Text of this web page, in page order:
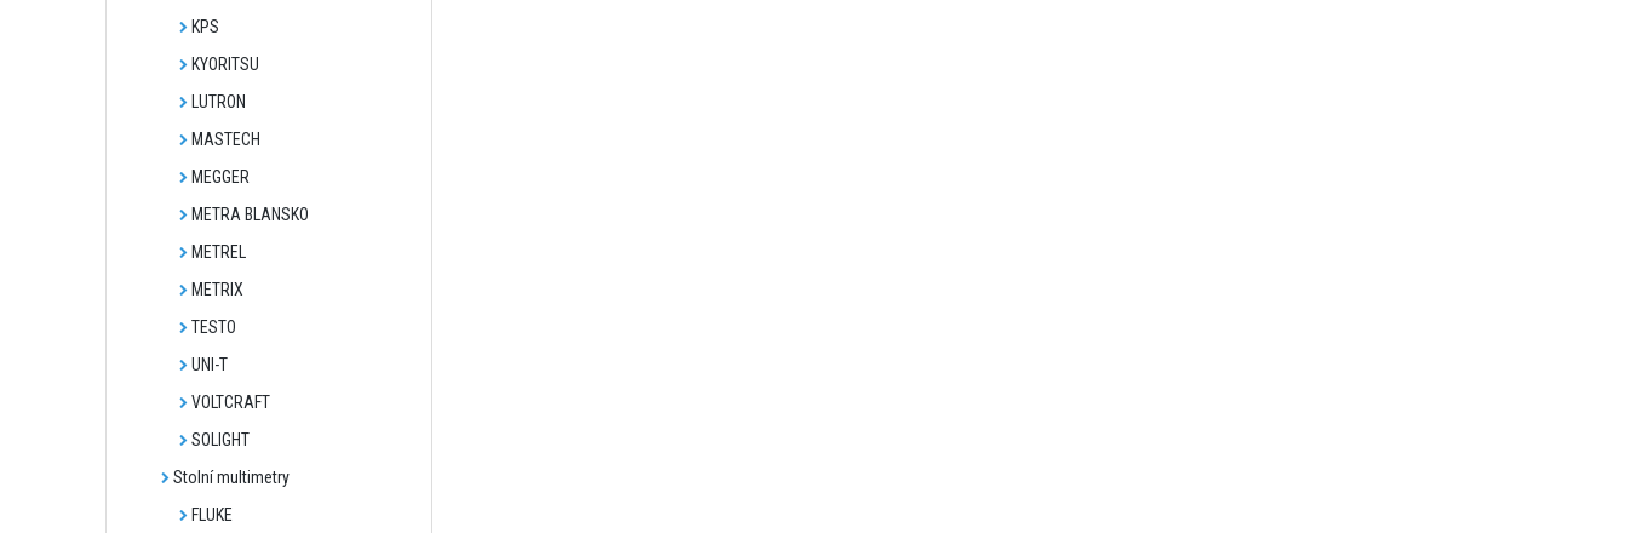
KPS
KYORITSU
LUTRON
MASTECH
MEGGER
METRA BLANSKO
METREL
METRIX
TESTO
UNI-T
VOLTCRAFT
SOLIGHT
Stolní multimetry
FLUKE